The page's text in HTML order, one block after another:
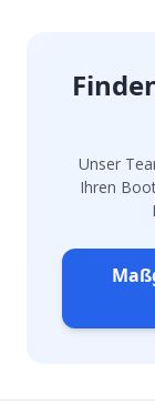
Unser
Ihren